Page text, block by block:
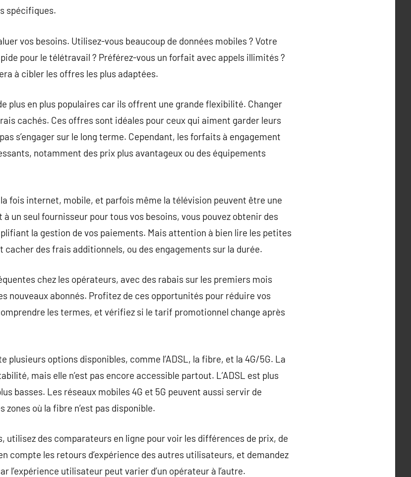
spécifiques.
vos besoins. Utilisez-vous beaucoup de données mobiles ? Votre
pour le télétravail ? Préférez-vous un forfait avec appels illimités ?
à cibler les offres les plus adaptées.
plus en plus populaires car ils offrent une grande flexibilité. Changer
cachés. Ces offres sont idéales pour ceux qui aiment garder leurs
s’engager sur le long terme. Cependant, les forfaits à engagement
notamment des prix plus avantageux ou des équipements
fois internet, mobile, et parfois même la télévision peuvent être une
un seul fournisseur pour tous vos besoins, vous pouvez obtenir des
la gestion de vos paiements. Mais attention à bien lire les petites
des frais additionnels, ou des engagements sur la durée.
chez les opérateurs, avec des rabais sur les premiers mois
nouveaux abonnés. Profitez de ces opportunités pour réduire vos
les termes, et vérifiez si le tarif promotionnel change après
plusieurs options disponibles, comme l’ADSL, la fibre, et la 4G/5G. La
mais elle n’est pas encore accessible partout. L’ADSL est plus
basses. Les réseaux mobiles 4G et 5G peuvent aussi servir de
où la fibre n’est pas disponible.
utilisez des comparateurs en ligne pour voir les différences de prix, de
compte les retours d’expérience des autres utilisateurs, et demandez
l’expérience utilisateur peut varier d’un opérateur à l’autre.